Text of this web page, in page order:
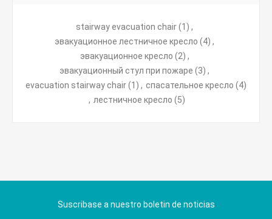
stairway evacuation chair(1) ,
эвакуационное лестничное кресло (4) ,
эвакуационное кресло (2) ,
эвакуационный стул при пожаре (3) ,
evacuation stairway chair(1) , спасательное кресло (4)
, лестничное кресло (5)
Suscribase a nuestro boletin de noticias